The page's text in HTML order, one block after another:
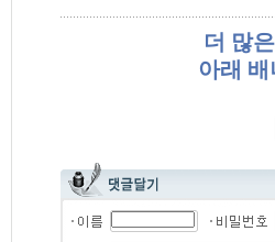
더 많
아래